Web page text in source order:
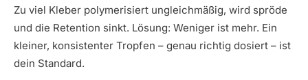
Zu viel Kleber polymerisiert ungleichmäßig, wird spröde
und die Retention sinkt. Lösung: Weniger ist mehr. Ein
kleiner, konsistenter Tropfen – genau richtig dosiert – ist
dein Standard.